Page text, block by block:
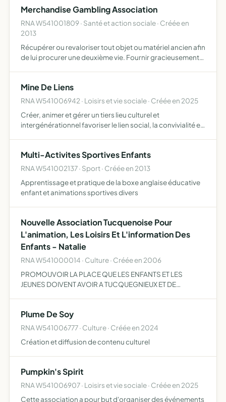
Merchandise Gambling Association
RNA W541001809 · Santé et action sociale · Créée en
2013
Récupérer ou revaloriser tout objet ou matériel ancien afin
de lui procurer une deuxième vie. Fournir gracieusement
Mine De Liens
RNA W541006942 · Loisirs et vie sociale · Créée en 2025
Créer, animer et gérer un tiers lieu culturel et
intergénérationnel favoriser le lien social, la convivialité et
Multi-Activites Sportives Enfants
RNA W541002137 · Sport · Créée en 2013
Apprentissage et pratique de la boxe anglaise éducative
enfant et animations sportives divers
Nouvelle Association Tucquenoise Pour
L'animation, Les Loisirs Et L'information Des
Enfants - Natalie
RNA W541000014 · Culture · Créée en 2006
PROMOUVOIR LA PLACE QUE LES ENFANTS ET LES
JEUNES DOIVENT AVOIR A TUCQUEGNIEUX ET DE
PROJET EDUCATIF LOCAL POUR L'ENFAN…
Plume De Soy
RNA W541006777 · Culture · Créée en 2024
Création et diffusion de contenu culturel
Pumpkin's Spirit
RNA W541006907 · Loisirs et vie sociale · Créée en 2025
Cette association a pour but d'organiser des événements